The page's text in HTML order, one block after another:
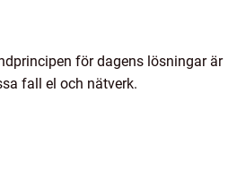
för dagens lösningar är
fall el och nätverk.